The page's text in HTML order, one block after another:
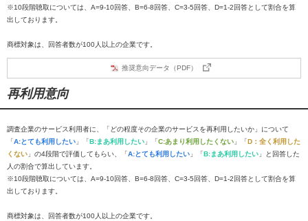
※10段階聴取については、A=9-10回答、B=6-8回答、C=3-5回答、D=1-2回答として割合を算
出しております。
商標対象は、回答者数が100人以上の企業です。
推奨意向データ（PDF）
再利用意向
調査企業のサービス利用者に、「どの程度その企業のサービスを再利用したいか」について
「A:とても利用したい 」「B:まあ利用したい 」「C:あまり利用したくない 」「D：全く利用した
くない 」の4段階で評価してもらい、「A:とても利用したい 」「B:まあ利用したい 」と回答した
人の割合で算出しています。
※10段階聴取については、A=9-10回答、B=6-8回答、C=3-5回答、D=1-2回答として割合を算
出しております。
商標対象は、回答者数が100人以上の企業です。